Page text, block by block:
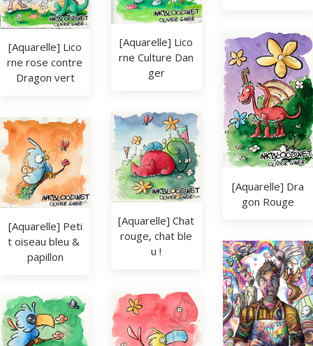
[Aquarelle] Lico
rne rose contre
Dragon vert
[Aquarelle] Lico
rne Culture Dan
ger
[Aquarelle] Peti
t oiseau bleu &
papillon
[Aquarelle] Chat
rouge, chat ble
u !
[Aquarelle] Dra
gon Rouge